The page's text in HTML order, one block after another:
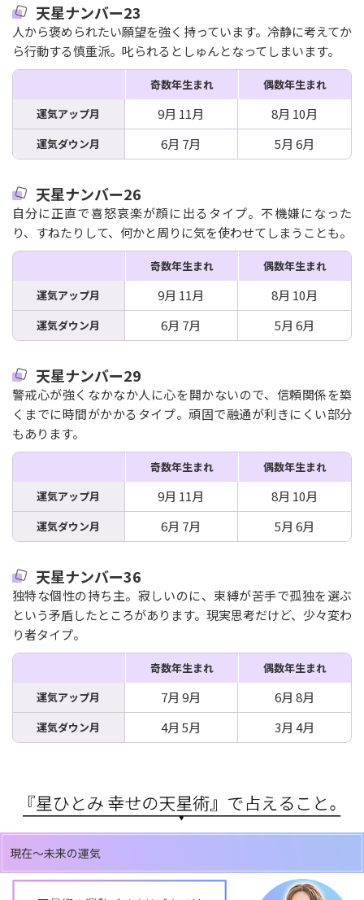
天星ナンバー23
人から褒められたい願望を強く持っています。冷静に考えてか
ら行動する慎重派。叱られるとしゅんとなってしまいます。
奇数年生まれ
偶数年生まれ
運気アップ月
9月 11月 8月 10月
運気ダウン月 6月 7月 5月 6月
天星ナンバー26
自分に正直で喜怒哀楽が顔に出るタイプ。不機嫌になった
り、すねたりして、何かと周りに気を使わせてしまうことも。
奇数年生まれ
偶数年生まれ
運気アップ月
9月 11月 8月 10月
運気ダウン月 6月 7月 5月 6月
天星ナンバー29
警戒心が強くなかなか人に心を開かないので、信頼関係を築
くまでに時間がかかるタイプ。頑固で融通が利きにくい部分
もあります。
奇数年生まれ
偶数年生まれ
運気アップ月
9月 11月 8月 10月
運気ダウン月 6月 7月 5月 6月
天星ナンバー36
独特な個性の持ち主。寂しいのに、束縛が苦手で孤独を選ぶ
という矛盾したところがあります。現実思考だけど、少々変わ
り者タイプ。
奇数年生まれ
偶数年生まれ
運気アップ月
7月 9月 6月 8月
運気ダウン月 4月 5月 3月 4月
現在～未来の運気